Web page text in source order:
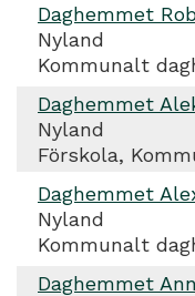
Daghemmet
Nyland
Kommunalt
Daghemmet
Nyland
Förskola,
Daghemmet
Nyland
Kommunalt
Daghemmet